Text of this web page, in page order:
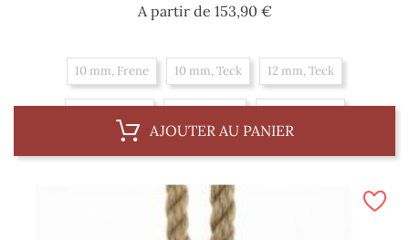
A partir de 153,90 €Prix
10 mm, Frene 10 mm, Teck 12 mm, Teck
AJOUTER AU PANIER